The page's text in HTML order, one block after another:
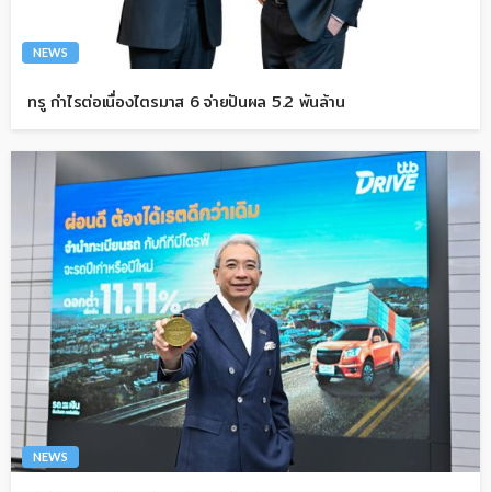
NEWS
ทรู กำไรต่อเนื่องไตรมาส 6 จ่ายปันผล 5.2 พันล้าน
NEWS